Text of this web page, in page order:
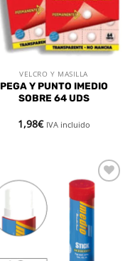
VELCRO Y MASILLA
PEGA Y PUNTO IMEDIO
SOBRE 64 UDS
1,98€ IVA incluido
Añadir
lista de